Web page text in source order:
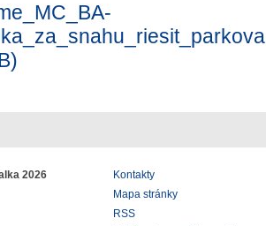
2026
Kontakty
Mapa stránky
RSS